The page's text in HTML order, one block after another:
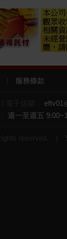
服務條款
週一至週五